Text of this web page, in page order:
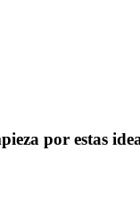
por estas